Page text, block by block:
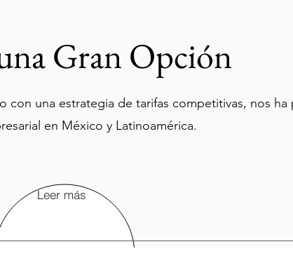
Gran Opción
Leer más
una estrategia de tarifas competitivas, nos ha
en México y Latinoamérica.